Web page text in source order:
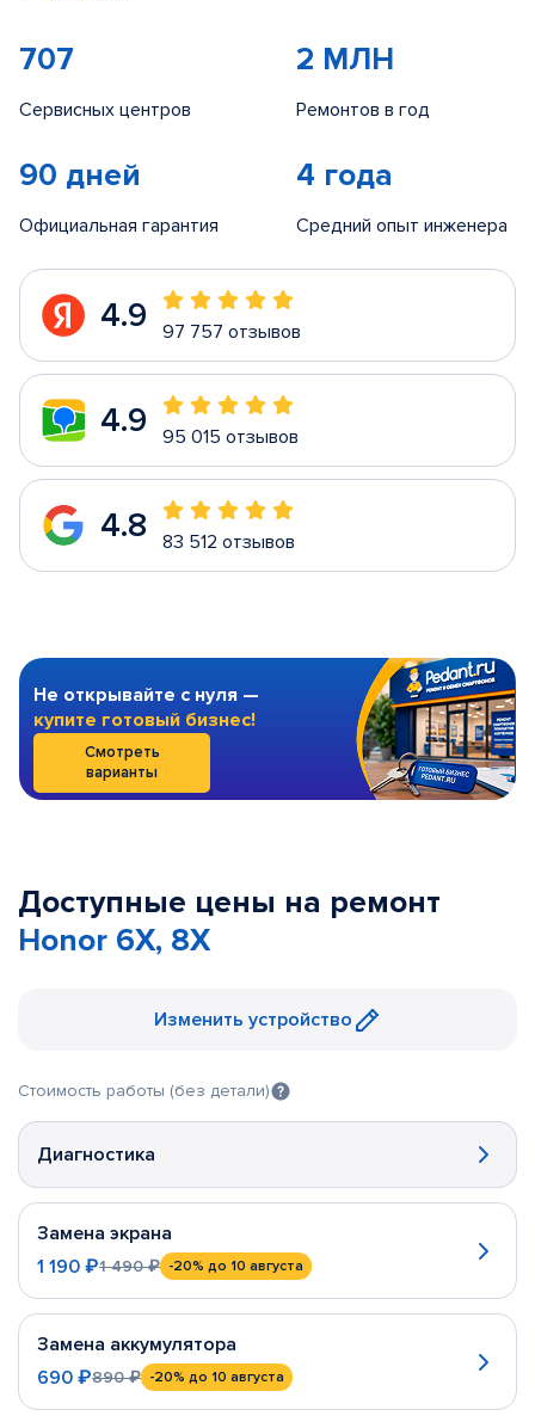
707
Сервисных центров
2 МЛН
Ремонтов в год
90 дней
Официальная гарантия
4 года
Средний опыт инженера
4.9 97 757 отзывов
4.9 95 015 отзывов
4.8 83 512 отзывов
Не открывайте с нуля —
купите готовый бизнес!
Смотреть
варианты
Доступные цены на ремонт
Honor 6X, 8X
Изменить устройство
Стоимость работы (без детали)
Диагностика
Замена экрана
1 190 ₽1 490 ₽ -20% до 10 августа
Замена аккумулятора
690 ₽890 ₽ -20% до 10 августа